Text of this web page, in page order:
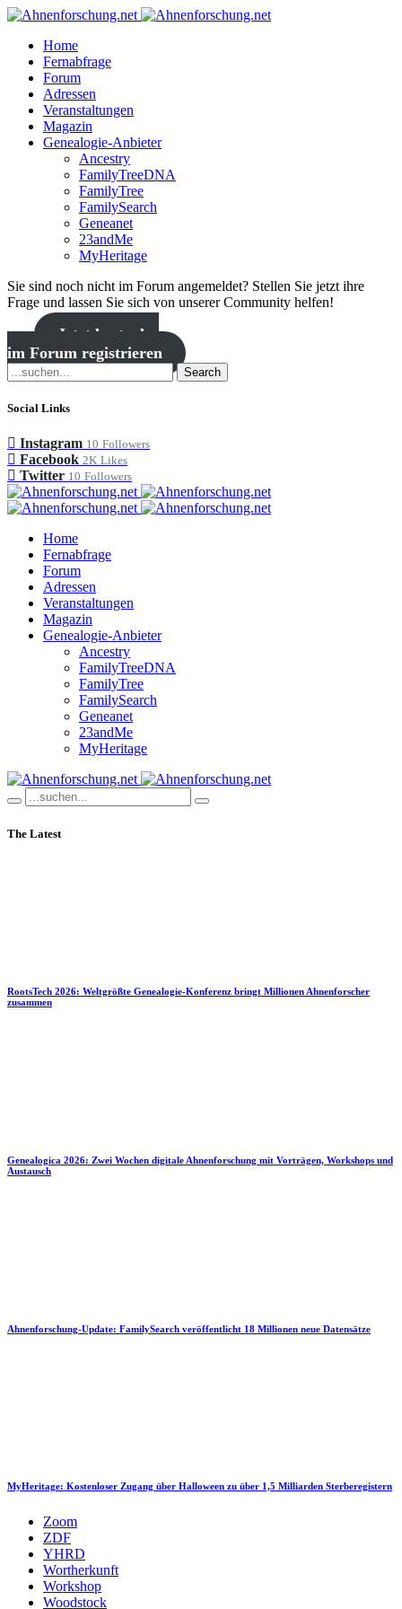
Home
Fernabfrage
Forum
Adressen
Veranstaltungen
Magazin
Genealogie-Anbieter
Ancestry
FamilyTreeDNA
FamilyTree
FamilySearch
Geneanet
23andMe
MyHeritage
Sie sind noch nicht im Forum angemeldet? Stellen Sie jetzt ihre
Frage und lassen Sie sich von unserer Community helfen!
Jetzt kostenlos
im Forum registrieren
Search
Social Links
Instagram 10 Followers
Facebook 2K Likes
Twitter 10 Followers
Home
Fernabfrage
Forum
Adressen
Veranstaltungen
Magazin
Genealogie-Anbieter
Ancestry
FamilyTreeDNA
FamilyTree
FamilySearch
Geneanet
23andMe
MyHeritage
The Latest
RootsTech 2026: Weltgrößte Genealogie-Konferenz bringt Millionen Ahnenforscher
zusammen
Genealogica 2026: Zwei Wochen digitale Ahnenforschung mit Vorträgen, Workshops und
Austausch
Ahnenforschung-Update: FamilySearch veröffentlicht 18 Millionen neue Datensätze
MyHeritage: Kostenloser Zugang über Halloween zu über 1,5 Milliarden Sterberegistern
Zoom
ZDF
YHRD
Wortherkunft
Workshop
Woodstock